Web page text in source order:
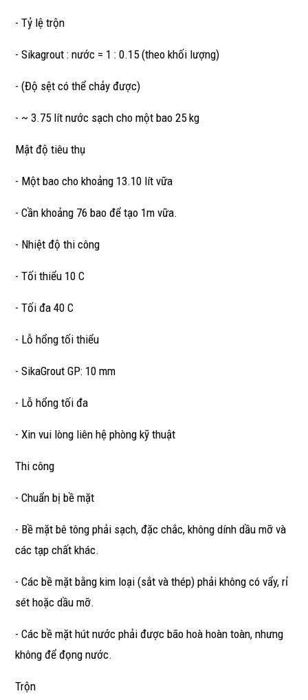
- Tỷ lệ trộn
- Sikagrout : nước = 1 : 0.15 (theo khối lượng)
- (Độ sệt có thể chảy được)
- ~ 3.75 lít nước sạch cho một bao 25 kg
Mật độ tiêu thụ
- Một bao cho khoảng 13.10 lít vữa
- Cần khoảng 76 bao để tạo 1m vữa.
- Nhiệt độ thi công
- Tối thiểu 10 C
- Tối đa 40 C
- Lỗ hổng tối thiểu
- SikaGrout GP: 10 mm
- Lỗ hổng tối đa
- Xin vui lòng liên hệ phòng kỹ thuật
Thi công
- Chuẩn bị bề mặt
- Bề mặt bê tông phải sạch, đặc chắc, không dính dầu mỡ và
các tạp chất khác.
- Các bề mặt bằng kim loại (sắt và thép) phải không có vẩy, rỉ
sét hoặc dầu mỡ.
- Các bề mặt hút nước phải được bão hoà hoàn toàn, nhưng
không để đọng nước.
Trộn